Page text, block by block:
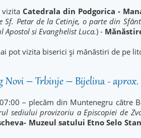
Catedrala din Podgorica -
Sf. Petar de la Cetinje, o parte din
Apostol si Evanghelist Luca.) -
pot vizita biserici și mănăstiri de pe
Novi – Trbinje – Bijelina -
– plecăm din Muntenegru către
sediului provizoriu a Episcopiei de
Muzeul satului Etno Selo